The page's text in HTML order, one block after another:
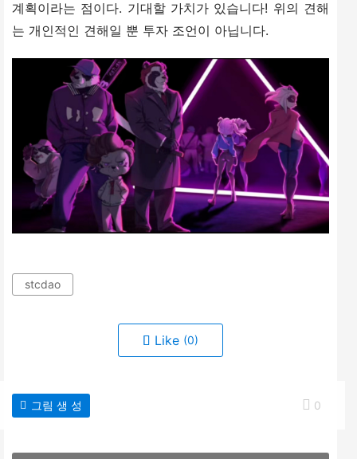
계획이라는 점이다. 기대할 가치가 있습니다! 위의 견해
는 개인적인 견해일 뿐 투자 조언이 아닙니다.
stcdao
Like (0)
0
그림 생 성